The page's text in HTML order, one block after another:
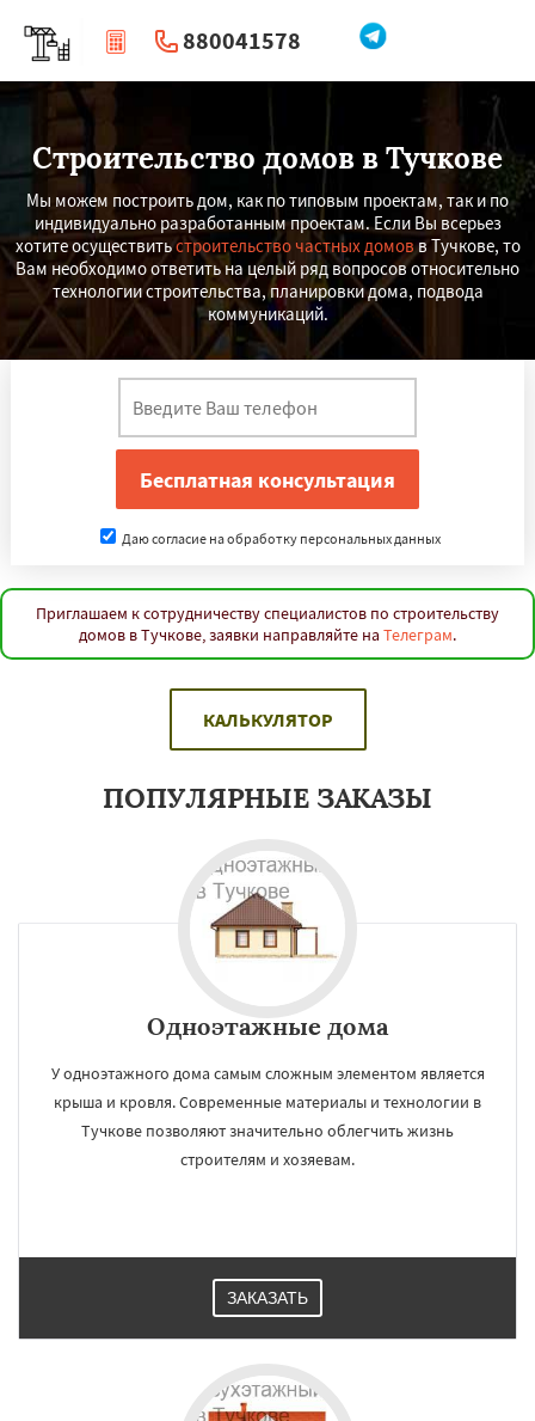
880041578
| Перезвоните мне
Строительство домов в Тучкове
Мы можем построить дом, как по типовым проектам, так и по
индивидуально разработанным проектам. Если Вы всерьез
хотите осуществитьстроительство частных домовв Тучкове, то
Вам необходимо ответить на целый ряд вопросов относительно
технологии строительства, планировки дома, подвода
коммуникаций.
Даю согласие на обработку персональных данных
Приглашаем к сотрудничеству специалистов по строительству
домов в Тучкове, заявки направляйте на Телеграм.
КАЛЬКУЛЯТОР
ПОПУЛЯРНЫЕ ЗАКАЗЫ
Одноэтажные дома
У одноэтажного дома самым сложным элементом является
крыша и кровля. Современные материалы и технологии в
Тучкове позволяют значительно облегчить жизнь
строителям и хозяевам.
ЗАКАЗАТЬ